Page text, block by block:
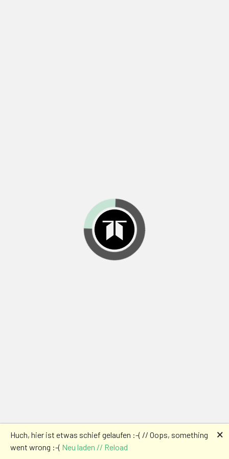
Huch, hier ist etwas schief gelaufen :-( // Oops, something
went wrong :-( Neu laden // Reload
🗙